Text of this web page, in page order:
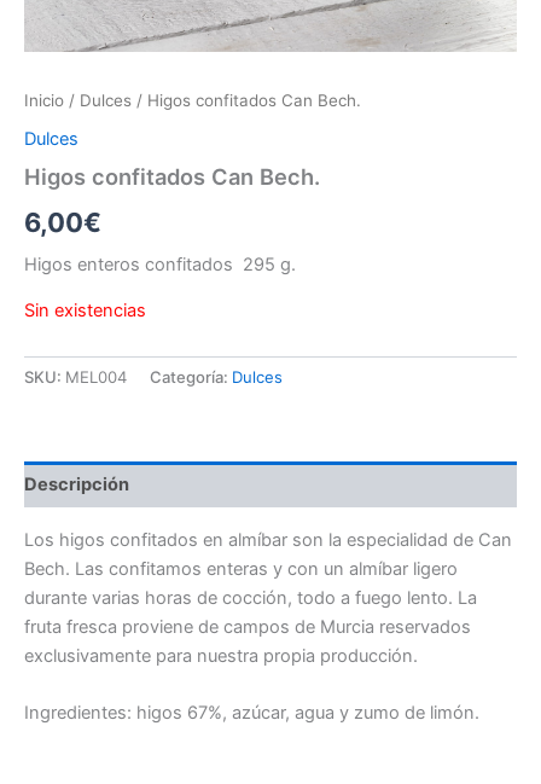
Inicio / Dulces / Higos confitados Can Bech.
Dulces
Higos confitados Can Bech.
6,00€
Higos enteros confitados 295 g.
Sin existencias
SKU: MEL004 Categoría: Dulces
Descripción
Los higos confitados en almíbar son la especialidad de Can
Bech. Las confitamos enteras y con un almíbar ligero
durante varias horas de cocción, todo a fuego lento. La
fruta fresca proviene de campos de Murcia reservados
exclusivamente para nuestra propia producción.
Ingredientes: higos 67%, azúcar, agua y zumo de limón.